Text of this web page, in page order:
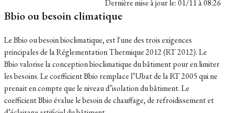
Dernière mise à jour le:01/11 à 08:26
Bbio ou besoin climatique
Le Bbio ou besoin bioclimatique, est l'une des trois exigences
principales de la Réglementation Thermique 2012 (RT 2012). Le
Bbio valorise la conception bioclimatique du bâtiment pour en limiter
les besoins. Le coefficient Bbio remplace l’Ubat de la RT 2005 qui ne
prenait en compte que le niveau d’isolation du bâtiment. Le
coefficient Bbio évalue le besoin de chauffage, de refroidissement et